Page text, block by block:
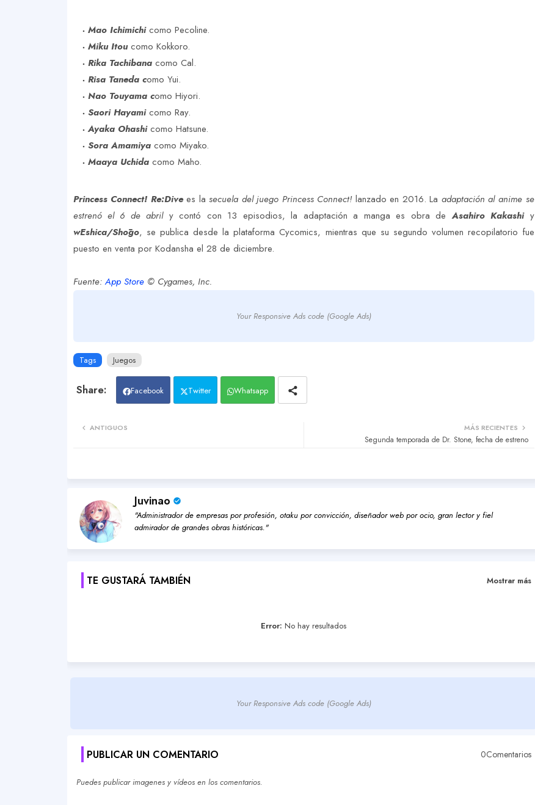
Mao Ichimichicomo Pecoline.
Miku Itoucomo Kokkoro.
Rika Tachibanacomo Cal.
Risa Taneda como Yui.
Nao Touyama como Hiyori.
Saori Hayamicomo Ray.
Ayaka Ohashicomo Hatsune.
Sora Amamiyacomo Miyako.
Maaya Uchida como Maho.
Princess Connect! Re:Divees la secuela del juego Princess Connect!lanzado en 2016. La adaptación al anime se
estrenó el 6 de abril y contó con 13 episodios, la adaptación a manga es obra de Asahiro Kakashi y
wEshica/Shōgo, se publica desde la plataforma Cycomics, mientras que su segundo volumen recopilatorio fue
puesto en venta por Kodansha el 28 de diciembre.
Fuente:App Store© Cygames, Inc.
Your Responsive Ads code (Google Ads)
Tags Juegos
Facebook Twitter Whatsapp
MÁS RECIENTES
Segunda temporada de Dr. Stone, fecha de estreno
ANTIGUOS
Juvinao
"Administrador de empresas por profesión, otaku por convicción, diseñador web por ocio, gran lector y fiel
admirador de grandes obras históricas."
TE GUSTARÁ TAMBIÉN Mostrar más
Error: No hay resultados
Your Responsive Ads code (Google Ads)
PUBLICAR UN COMENTARIO 0Comentarios
Puedes publicar imagenes y vídeos en los comentarios.